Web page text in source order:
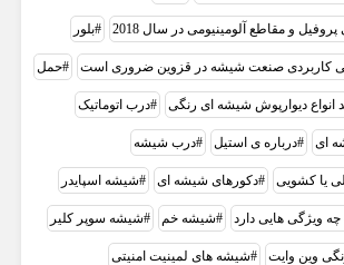
و مقاطع آلومینیومی در سال 2018 بلور
کاربردی صنعت شیشه در قزوین ضروری است حمل
دیوارپوش شیشه ای رنگی درب اتوماتیک
درباره ی استیل درب شیشه
یا کشویی دکورهای شیشه ای شيشه اسپايدر
هایی دارد شیشه خم شیشه سوپر کلیر
وین وایت شیشه های لمینیت امنیتی